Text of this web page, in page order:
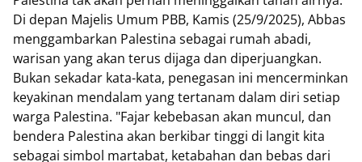
Di depan Majelis Umum PBB, Kamis (25/9/2025), Abbas
menggambarkan Palestina sebagai rumah abadi,
warisan yang akan terus dijaga dan diperjuangkan.
Bukan sekadar kata-kata, penegasan ini mencerminkan
keyakinan mendalam yang tertanam dalam diri setiap
warga Palestina. "Fajar kebebasan akan muncul, dan
bendera Palestina akan berkibar tinggi di langit kita
sebagai simbol martabat, ketabahan dan bebas dari